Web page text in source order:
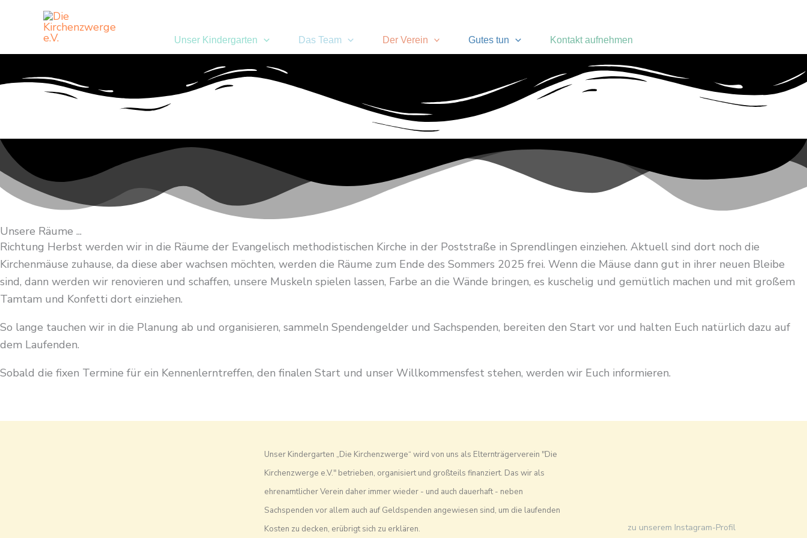
Unser Kindergarten Das Team Der Verein Gutes tun Kontakt aufnehmen
Unsere Räume ...
Richtung Herbst werden wir in die Räume der Evangelisch methodistischen Kirche in der Poststraße in Sprendlingen einziehen. Aktuell sind dort noch die
Kirchenmäuse zuhause, da diese aber wachsen möchten, werden die Räume zum Ende des Sommers 2025 frei. Wenn die Mäuse dann gut in ihrer neuen Bleibe
sind, dann werden wir renovieren und schaffen, unsere Muskeln spielen lassen, Farbe an die Wände bringen, es kuschelig und gemütlich machen und mit großem
Tamtam und Konfetti dort einziehen.
So lange tauchen wir in die Planung ab und organisieren, sammeln Spendengelder und Sachspenden, bereiten den Start vor und halten Euch natürlich dazu auf
dem Laufenden.
Sobald die fixen Termine für ein Kennenlerntreffen, den finalen Start und unser Willkommensfest stehen, werden wir Euch informieren.
Unser Kindergarten „Die Kirchenzwerge“ wird von uns als Elternträgerverein "Die
Kirchenzwerge e.V." betrieben, organisiert und großteils finanziert. Das wir als
ehrenamtlicher Verein daher immer wieder - und auch dauerhaft - neben
Sachspenden vor allem auch auf Geldspenden angewiesen sind, um die laufenden
Kosten zu decken, erübrigt sich zu erklären.
zu unserem Instagram-Profil